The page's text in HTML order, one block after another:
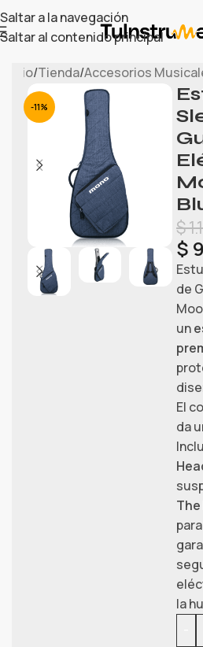
Saltar a la navegación
Saltar al contenido principal
Inicio/Tienda/Accesorios
-11%
$
$
de
un
El
da
la